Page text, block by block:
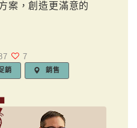
案，創造更滿意的
7
銷 銷售